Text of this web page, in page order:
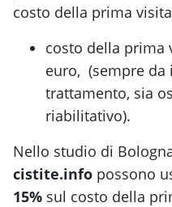
costo della prima
costo della prima
euro, (sempre
trattamento, sia
riabilitativo).
Nello studio di
cistite.info possono
15% sul costo della